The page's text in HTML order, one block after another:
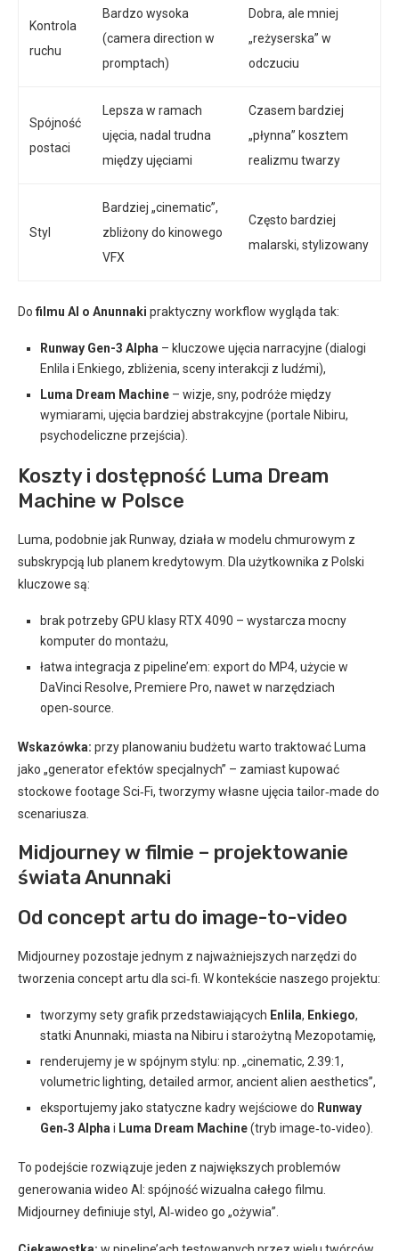
Kontrola
ruchu
Bardzo wysoka
(camera direction w
promptach)
Dobra, ale mniej
„reżyserska” w
odczuciu
Spójność
postaci
Lepsza w ramach
ujęcia, nadal trudna
między ujęciami
Czasem bardziej
„płynna” kosztem
realizmu twarzy
Styl
Bardziej „cinematic”,
zbliżony do kinowego
VFX
Często bardziej
malarski, stylizowany
Do filmu AI o Anunnaki praktyczny workflow wygląda tak:
Runway Gen-3 Alpha – kluczowe ujęcia narracyjne (dialogi
Enlila i Enkiego, zbliżenia, sceny interakcji z ludźmi),
Luma Dream Machine – wizje, sny, podróże między
wymiarami, ujęcia bardziej abstrakcyjne (portale Nibiru,
psychodeliczne przejścia).
Koszty i dostępność Luma Dream
Machine w Polsce
Luma, podobnie jak Runway, działa w modelu chmurowym z
subskrypcją lub planem kredytowym. Dla użytkownika z Polski
kluczowe są:
brak potrzeby GPU klasy RTX 4090 – wystarcza mocny
komputer do montażu,
łatwa integracja z pipeline’em: export do MP4, użycie w
DaVinci Resolve, Premiere Pro, nawet w narzędziach
open‑source.
Wskazówka: przy planowaniu budżetu warto traktować Luma
jako „generator efektów specjalnych” – zamiast kupować
stockowe footage Sci‑Fi, tworzymy własne ujęcia tailor‑made do
scenariusza.
Midjourney w filmie – projektowanie
świata Anunnaki
Od concept artu do image-to-video
Midjourney pozostaje jednym z najważniejszych narzędzi do
tworzenia concept artu dla sci‑fi. W kontekście naszego projektu:
tworzymy sety grafik przedstawiających Enlila, Enkiego,
statki Anunnaki, miasta na Nibiru i starożytną Mezopotamię,
renderujemy je w spójnym stylu: np. „cinematic, 2.39:1,
volumetric lighting, detailed armor, ancient alien aesthetics”,
eksportujemy jako statyczne kadry wejściowe do Runway
Gen‑3 Alpha i Luma Dream Machine(tryb image‑to‑video).
To podejście rozwiązuje jeden z największych problemów
generowania wideo AI: spójność wizualna całego filmu.
Midjourney definiuje styl, AI‑wideo go „ożywia”.